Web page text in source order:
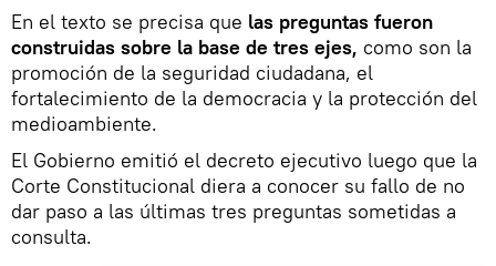
En el texto se precisa que las preguntas fueron
construidas sobre la base de tres ejes, como son la
promoción de la seguridad ciudadana, el
fortalecimiento de la democracia y la protección del
medioambiente.
El Gobierno emitió el decreto ejecutivo luego que la
Corte Constitucional diera a conocer su fallo de no
dar paso a las últimas tres preguntas sometidas a
consulta.